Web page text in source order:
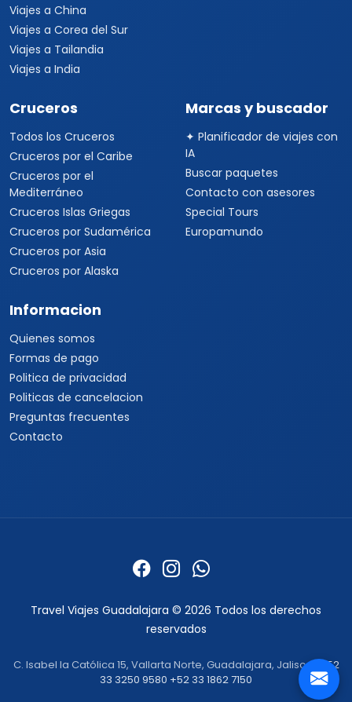
Viajes a China
Viajes a Corea del Sur
Viajes a Tailandia
Viajes a India
Cruceros
Todos los Cruceros
Cruceros por el Caribe
Cruceros por el
Mediterráneo
Cruceros Islas Griegas
Cruceros por Sudamérica
Cruceros por Asia
Cruceros por Alaska
Marcas y buscador
✦ Planificador de viajes con
IA
Buscar paquetes
Contacto con asesores
Special Tours
Europamundo
Informacion
Quienes somos
Formas de pago
Politica de privacidad
Politicas de cancelacion
Preguntas frecuentes
Contacto
Travel Viajes Guadalajara © 2026 Todos los derechos
reservados
C. Isabel la Católica 15, Vallarta Norte, Guadalajara, Jalisco · +52
33 3250 9580 +52 33 1862 7150